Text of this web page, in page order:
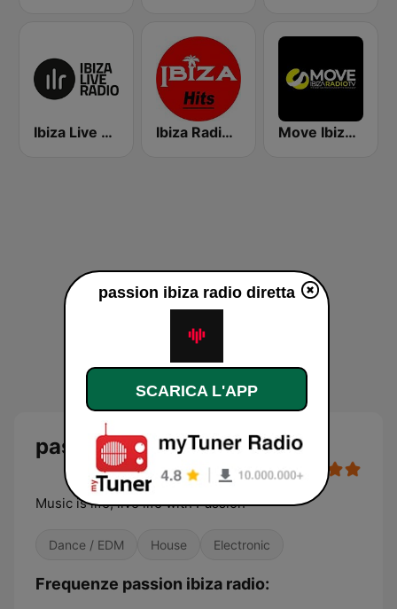
Ibiza Live Radio Ibiza Radios - Hits Move Ibiza Radio
passion ibiza radio
Music is life, live life with Passion
Dance / EDM House Electronic
Frequenze passion ibiza radio:
passion ibiza radio diretta
SCARICA L'APP